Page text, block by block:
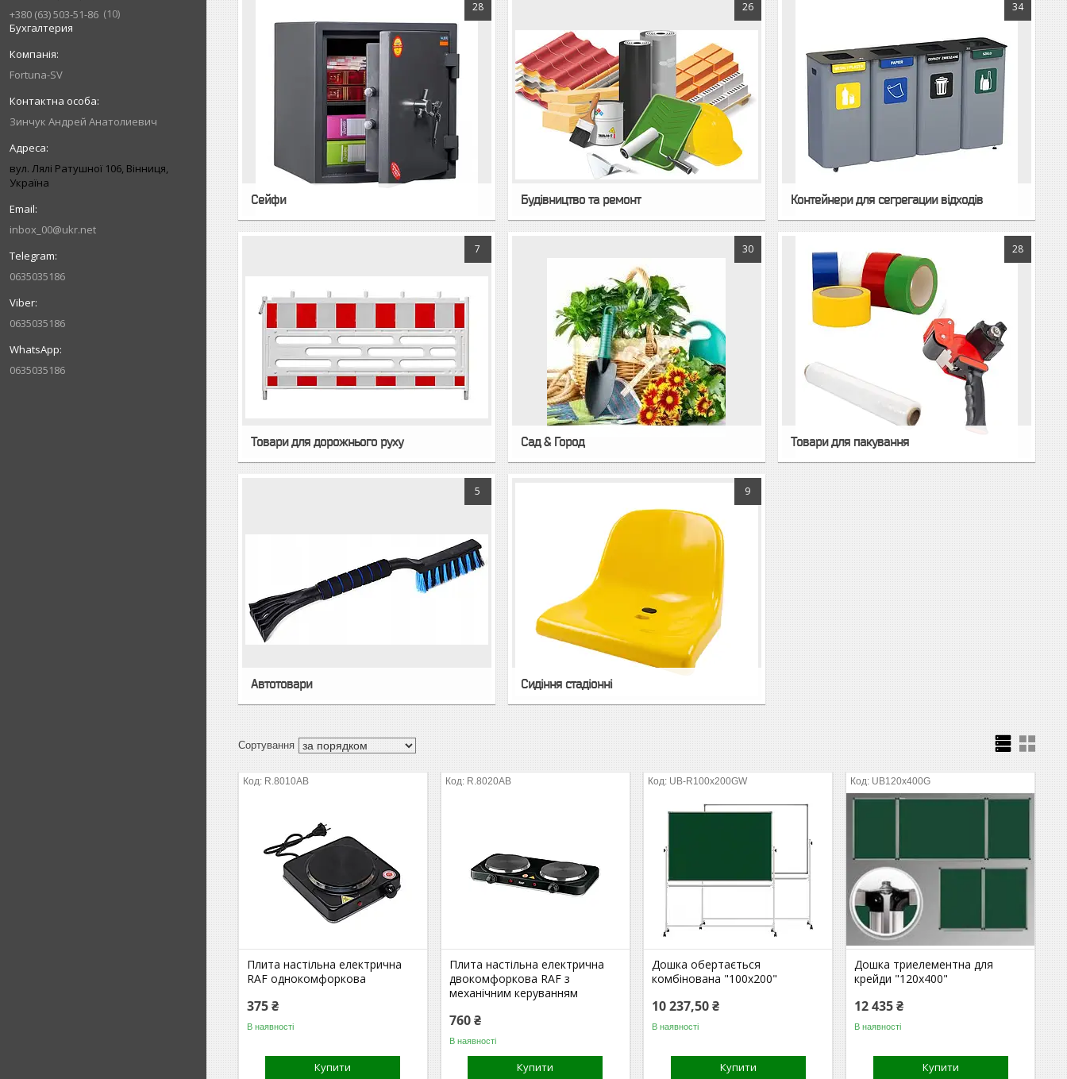
+380 (63) 503-51-86
10
Бухгалтерия
Fortuna-SV
Зинчук Андрей Анатолиевич
вул. Лялі Ратушної 106, Вінниця,
Україна
inbox_00@ukr.net
0635035186
0635035186
0635035186
28
Сейфи
26
Будівництво та ремонт
34
Контейнери для сегрегации відходів
7
Товари для дорожнього руху
30
Сад & Город
28
Товари для пакування
5
Автотовари
9
Сидіння стадіонні
R.8010AB
Плита настільна електрична
RAF однокомфоркова
375 ₴
В наявності
Купити
R.8020AB
Плита настільна електрична
двокомфоркова RAF з
механічним керуванням
760 ₴
В наявності
Купити
UB-R100x200GW
Дошка обертається
комбінована "100x200"
10 237,50 ₴
В наявності
Купити
UB120x400G
Дошка триелементна для
крейди "120x400"
12 435 ₴
В наявності
Купити